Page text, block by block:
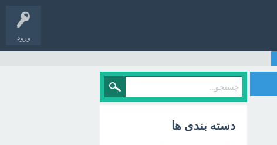
ورود
دسته بندی ها